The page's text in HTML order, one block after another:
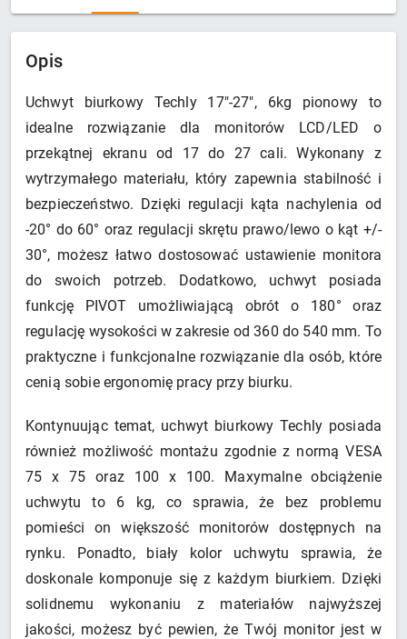
Opis
Uchwyt biurkowy Techly 17"-27", 6kg pionowy to
idealne rozwiązanie dla monitorów LCD/LED o
przekątnej ekranu od 17 do 27 cali. Wykonany z
wytrzymałego materiału, który zapewnia stabilność i
bezpieczeństwo. Dzięki regulacji kąta nachylenia od
-20° do 60° oraz regulacji skrętu prawo/lewo o kąt +/-
30°, możesz łatwo dostosować ustawienie monitora
do swoich potrzeb. Dodatkowo, uchwyt posiada
funkcję PIVOT umożliwiającą obrót o 180° oraz
regulację wysokości w zakresie od 360 do 540 mm. To
praktyczne i funkcjonalne rozwiązanie dla osób, które
cenią sobie ergonomię pracy przy biurku.
Kontynuując temat, uchwyt biurkowy Techly posiada
również możliwość montażu zgodnie z normą VESA
75 x 75 oraz 100 x 100. Maxymalne obciążenie
uchwytu to 6 kg, co sprawia, że bez problemu
pomieści on większość monitorów dostępnych na
rynku. Ponadto, biały kolor uchwytu sprawia, że
doskonale komponuje się z każdym biurkiem. Dzięki
solidnemu wykonaniu z materiałów najwyższej
jakości, możesz być pewien, że Twój monitor jest w